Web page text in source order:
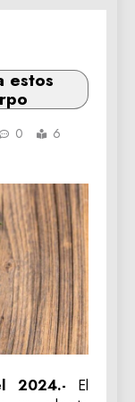
estos
0
6
2024.- El